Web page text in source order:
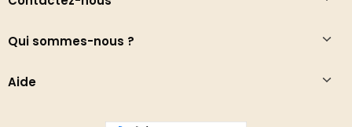
Qui sommes-nous ?
Aide